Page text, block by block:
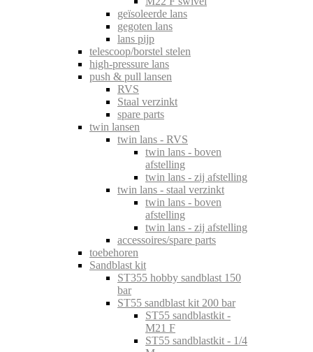
geïsoleerde lans
gegoten lans
lans pijp
telescoop/borstel stelen
high-pressure lans
push & pull lansen
RVS
Staal verzinkt
spare parts
twin lansen
twin lans - RVS
twin lans - boven
afstelling
twin lans - zij afstelling
twin lans - staal verzinkt
twin lans - boven
afstelling
twin lans - zij afstelling
accessoires/spare parts
toebehoren
Sandblast kit
ST355 hobby sandblast 150
bar
ST55 sandblast kit 200 bar
ST55 sandblastkit -
M21 F
ST55 sandblastkit - 1/4